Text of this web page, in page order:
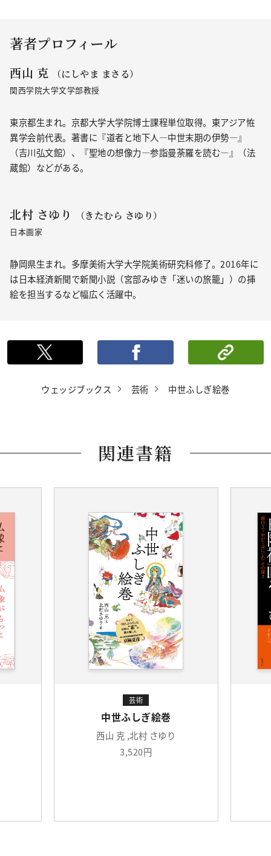
著者プロフィール
西山 克 （にしやま まさる）
関西学院大学文学部教授
東京都生まれ。京都大学大学院博士課程単位取得。東アジア恠
異学会前代表。著書に『道者と地下人―中世末期の伊勢―』
（吉川弘文館）、『聖地の想像力―参詣曼荼羅を読む―』（法
蔵館）などがある。
北村 さゆり （きたむら さゆり）
日本画家
静岡県生まれ。多摩美術大学大学院美術研究科修了。2016年に
は日本経済新聞で新聞小説（宮部みゆき「迷いの旅籠」）の挿
絵を担当するなど幅広く活躍中。
ポストする シ
ウェッジブックス 芸術 中世ふしぎ絵巻
関連書籍
芸術
中世ふしぎ絵巻
西山 克 ,北村 さゆり
3,520円